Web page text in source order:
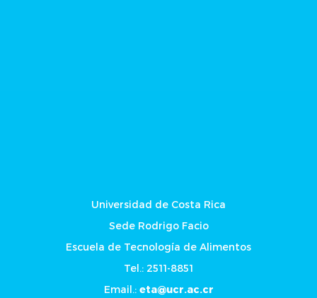
Universidad de Costa Rica
Sede Rodrigo Facio
Escuela de Tecnología de Alimentos
Tel.: 2511-8851
Email.: eta@ucr.ac.cr